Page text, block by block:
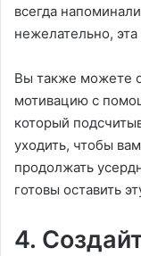
всегда
нежелательно,
Вы также можете
мотивацию с
который
уходить, чтобы
продолжать
готовы оставить
4.